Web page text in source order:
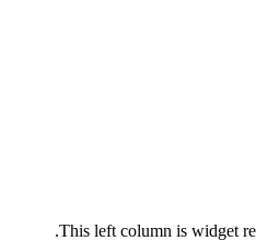
This left column is widget